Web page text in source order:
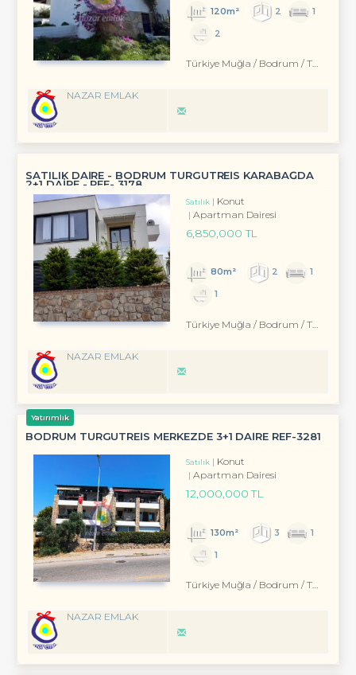
120m² 2
1
2
Türkiye Muğla / Bodrum / Turgutreis
NAZAR EMLAK
SATILIK DAİRE - BODRUM TURGUTREİS KARABAĞDA
2+1 DAİRE - REF- 3178
Satılık
Konut
Apartman Dairesi
6,850,000 TL
80m² 2
1
1
Türkiye Muğla / Bodrum / Turgutreis
NAZAR EMLAK
Yatırımlık
BODRUM TURGUTREİS MERKEZDE 3+1 DAİRE REF-3281
Satılık
Konut
Apartman Dairesi
12,000,000 TL
130m² 3
1
1
Türkiye Muğla / Bodrum / Turgutreis
NAZAR EMLAK